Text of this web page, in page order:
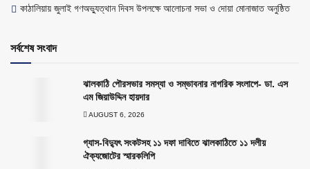
কাঠালিয়ায় জুলাই গণঅভ্যুত্থান দিবস উপলক্ষে আলোচনা সভা ও দোয়া মোনাজাত অনুষ্ঠিত
সর্বশেষ সংবাদ
ঝালকাঠি পৌরসভার সমস্যা ও সম্ভাবনার নাগরিক সংলাপে- ডা. এস
এম জিয়াউদ্দিন হায়দার
AUGUST 6, 2026
গ্যাস-বিদ্যুৎ সংকটসহ ১১ দফা দাবিতে ঝালকাঠিতে ১১ দলীয়
ঐক্যজোটের স্মারকলিপি